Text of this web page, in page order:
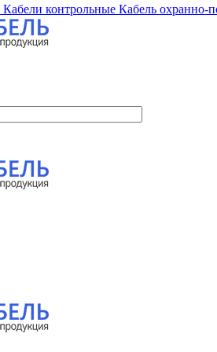
Кабели контрольные Кабель охранно-